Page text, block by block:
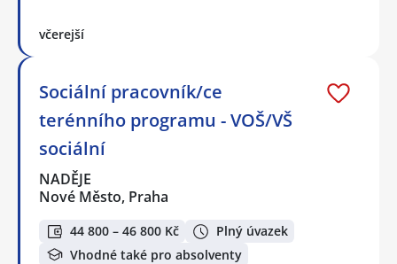
včerejší
Sociální pracovník/ce
terénního programu - VOŠ/VŠ
sociální
NADĚJE
Nové Město, Praha
44 800 – 46 800 Kč
Plný úvazek
Vhodné také pro absolventy